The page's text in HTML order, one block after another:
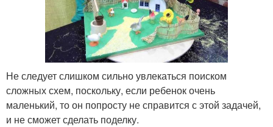
Не следует слишком сильно увлекаться поиском
сложных схем, поскольку, если ребенок очень
маленький, то он попросту не справится с этой задачей,
и не сможет сделать поделку.